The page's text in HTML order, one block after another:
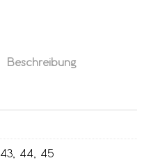
Beschreibung
43, 44, 45